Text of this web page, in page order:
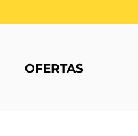
OFERTAS